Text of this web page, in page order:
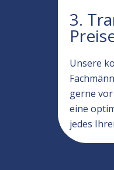
3.
Unsere
gerne
eine
jedes